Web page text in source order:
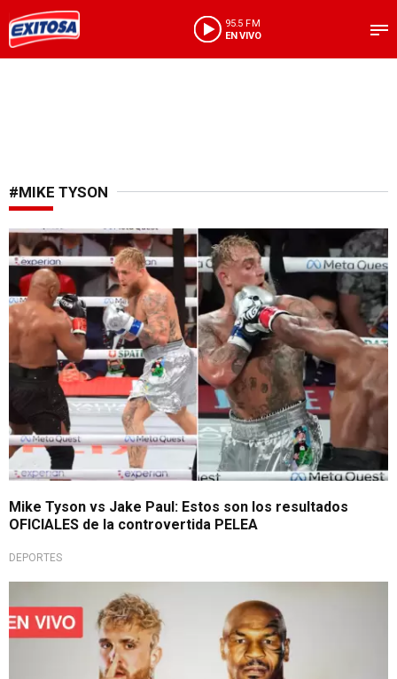
95.5 FM
EN VIVO
#MIKE TYSON
Épico encuentro
Mike Tyson vs Jake Paul: Estos son los resultados
OFICIALES de la controvertida PELEA
DEPORTES
Épico retorno al ring